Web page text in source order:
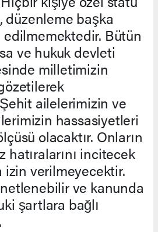
düzenleme başka
Bütün
ve hukuk devleti
milletimizin
ailelerimizin ve
hassasiyetleri
olacaktır. Onların
hatıralarını incitecek
verilmeyecektir.
ve kanunda
şartlara bağlı